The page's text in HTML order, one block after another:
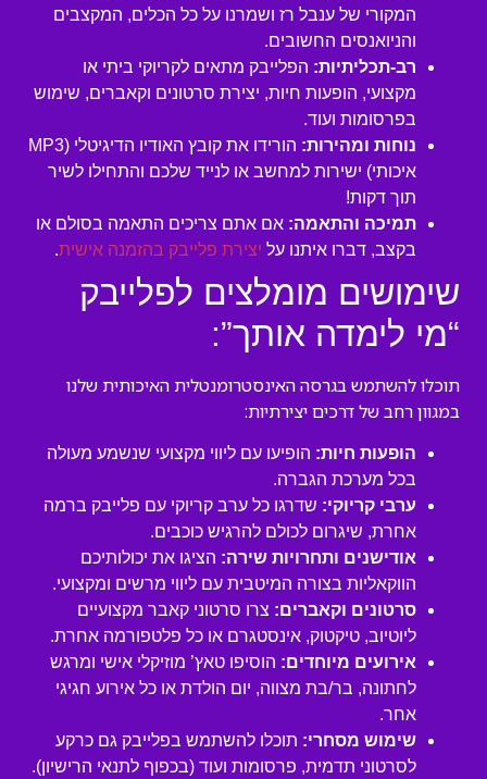
המקורי של ענבל רז ושמרנו על כל הכלים, המקצבים
והניואנסים החשובים.
רב-תכליתיות: הפלייבק מתאים לקריוקי ביתי או
מקצועי, הופעות חיות, יצירת סרטונים וקאברים, שימוש
בפרסומות ועוד.
נוחות ומהירות:
הורידו את קובץ האודיו הדיגיטלי (MP3
איכותי) ישירות למחשב או לנייד שלכם והתחילו לשיר
תוך דקות!
תמיכה והתאמה: אם אתם צריכים התאמה בסולם או
בקצב, דברו איתנו על יצירת פלייבק בהזמנה אישית.
שימושים מומלצים לפלייבק
“מי לימדה אותך”:
תוכלו להשתמש בגרסה האינסטרומנטלית האיכותית שלנו
במגוון רחב של דרכים יצירתיות:
הופעות חיות: הופיעו עם ליווי מקצועי שנשמע מעולה
בכל מערכת הגברה.
ערבי קריוקי: שדרגו כל ערב קריוקי עם פלייבק ברמה
אחרת, שיגרום לכולם להרגיש כוכבים.
אודישנים ותחרויות שירה: הציגו את יכולותיכם
הווקאליות בצורה המיטבית עם ליווי מרשים ומקצועי.
סרטונים וקאברים: צרו סרטוני קאבר מקצועיים
ליוטיוב, טיקטוק, אינסטגרם או כל פלטפורמה אחרת.
אירועים מיוחדים: הוסיפו טאץ’ מוזיקלי אישי ומרגש
לחתונה, בר/בת מצווה, יום הולדת או כל אירוע חגיגי
אחר.
שימוש מסחרי: תוכלו להשתמש בפלייבק גם כרקע
לסרטוני תדמית, פרסומות ועוד (בכפוף לתנאי הרישיון).